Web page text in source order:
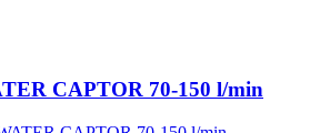
CAPTOR 70-150 l/min